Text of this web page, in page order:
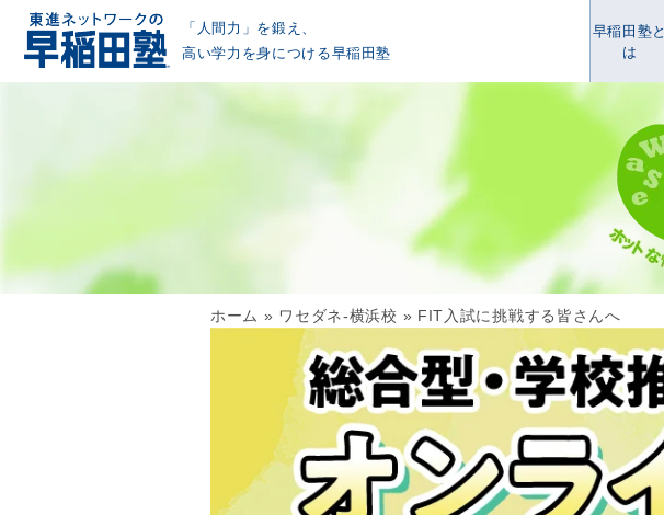
「人間力」を鍛え、
高い学力を身につける早稲田塾
早稲田塾と
は
ホーム » ワセダネ-横浜校 » FIT入試に挑戦する皆さんへ